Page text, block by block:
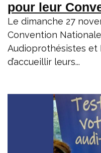
pour leur
Le dimanche 27
Convention
Audioprothésistes et
d’accueillir leurs...